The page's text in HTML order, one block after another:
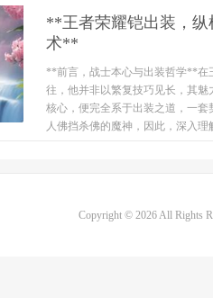
**王者荣耀铠出装，
术**
**前言，战士本心与出装哲学**在
往，他并非以繁复技巧见长，其
核心，便完全系于出装之道，一
人佛挡杀佛的魔神，因此，深入
Copyright © 2026 All Rights